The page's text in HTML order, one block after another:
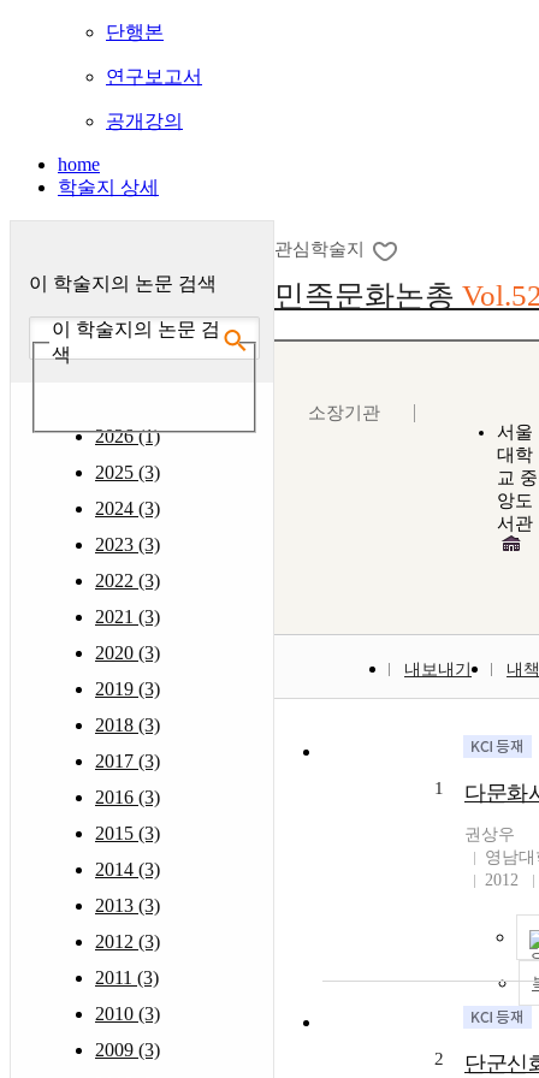
단행본
연구보고서
공개강의
home
학술지 상세
이 학술지의 논문 검색
이 학술지의 논문 검
색
2026 (1)
2025 (3)
2024 (3)
2023 (3)
2022 (3)
2021 (3)
2020 (3)
2019 (3)
2018 (3)
2017 (3)
2016 (3)
2015 (3)
2014 (3)
2013 (3)
2012 (3)
2011 (3)
2010 (3)
2009 (3)
관심학술지
민족문화논총
소장기관
서울
대학
교 중
앙도
서관
내보내기 내
1 다문화
권상우
영남
2012
2
단군신